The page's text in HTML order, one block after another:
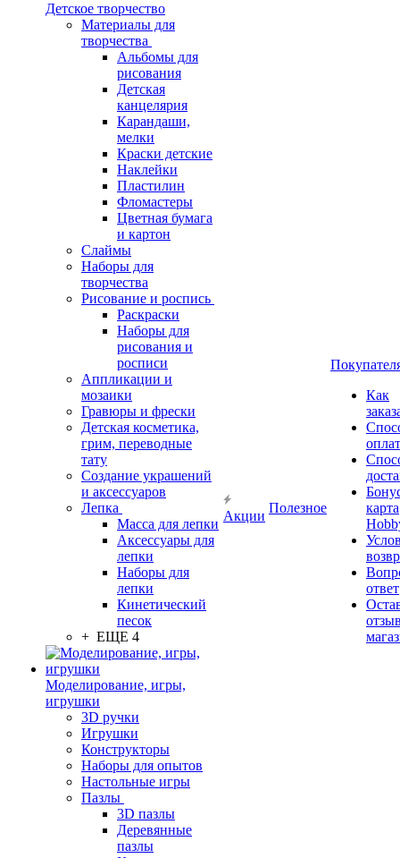
Детское творчество
Материалы для
творчества
Альбомы для
рисования
Детская
канцелярия
Карандаши,
мелки
Краски детские
Наклейки
Пластилин
Фломастеры
Цветная бумага
и картон
Слаймы
Наборы для
творчества
Рисование и роспись
Раскраски
Наборы для
рисования и
росписи
Аппликации и
мозаики
Гравюры и фрески
Детская косметика,
грим, переводные
тату
Создание украшений
и аксессуаров
Лепка
Масса для лепки
Аксессуары для
лепки
Наборы для
лепки
Кинетический
песок
+ ЕЩЕ 4
Моделирование, игры,
игрушки
3D ручки
Игрушки
Конструкторы
Наборы для опытов
Настольные игры
Пазлы
3D пазлы
Деревянные
пазлы
Акции
Полезное
Как
карта
ответ